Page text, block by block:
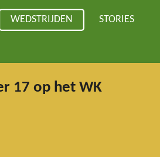
WEDSTRIJDEN STORIES
17 op het WK